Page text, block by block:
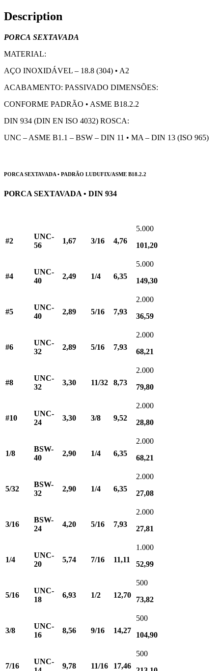
Description
PORCA SEXTAVADA
MATERIAL:
AÇO INOXIDÁVEL – 18.8 (304) • A2
ACABAMENTO: PASSIVADO DIMENSÕES:
CONFORME PADRÃO • ASME B18.2.2
DIN 934 (DIN EN ISO 4032) ROSCA:
UNC – ASME B1.1 – BSW – DIN 11 • MA – DIN 13 (ISO 965)
PORCA SEXTAVADA • PADRÃO LUDUFIX/ASME B18.2.2
PORCA SEXTAVADA • DIN 934
#2
UNC-
56
1,67 3/16 4,76
5.000
101,20
#4
UNC-
40
2,49 1/4 6,35
5.000
149,30
#5
UNC-
40
2,89 5/16 7,93
2.000
36,59
#6
UNC-
32
2,89 5/16 7,93
2.000
68,21
#8
UNC-
32
3,30 11/32 8,73
2.000
79,80
#10
UNC-
24
3,30 3/8 9,52
2.000
28,80
1/8
BSW-
40
2,90 1/4 6,35
2.000
68,21
5/32
BSW-
32
2,90 1/4 6,35
2.000
27,08
3/16
BSW-
24
4,20 5/16 7,93
2.000
27,81
1/4
UNC-
20
5,74 7/16 11,11
1.000
52,99
5/16
UNC-
18
6,93 1/2 12,70
500
73,82
3/8
UNC-
16
8,56 9/16 14,27
500
104,90
7/16
UNC-
9,78 11/16 17,46
500